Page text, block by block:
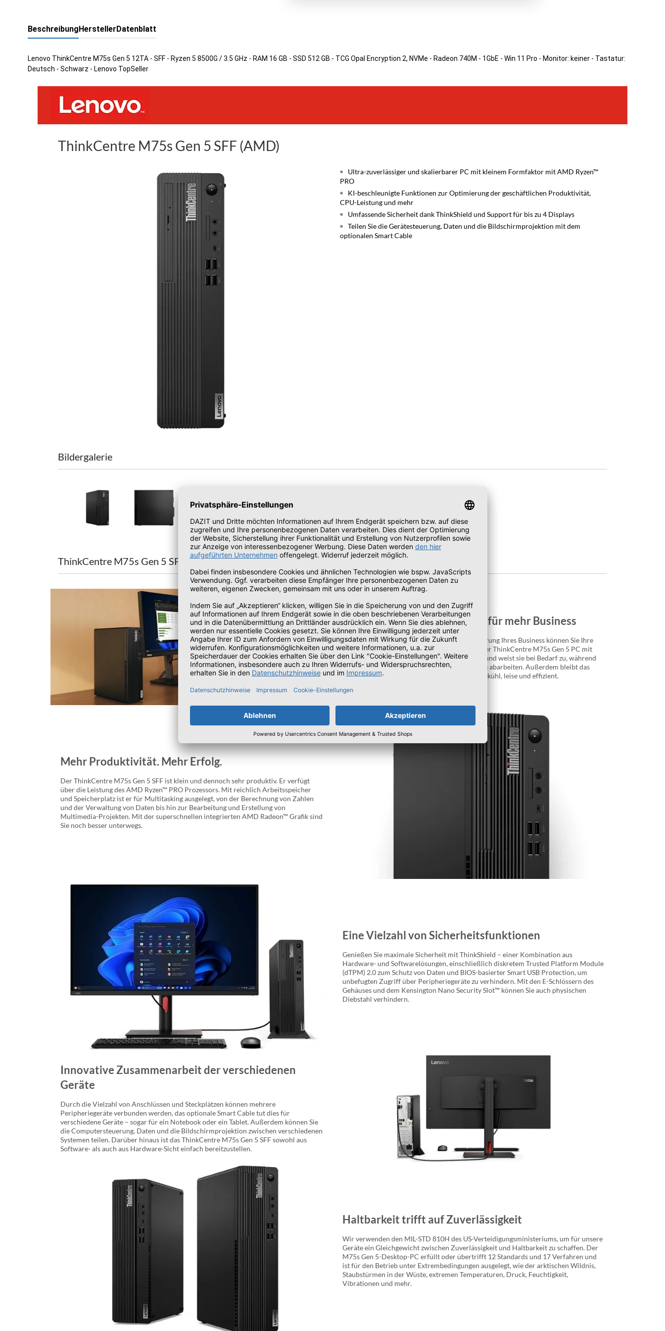
BeschreibungHerstellerDatenblatt
Lenovo ThinkCentre M75s Gen 5 12TA - SFF - Ryzen 5 8500G / 3.5 GHz - RAM 16 GB - SSD 512 GB - TCG Opal Encryption 2, NVMe - Radeon 740M - 1GbE - Win 11 Pro - Monitor: keiner - Tastatur:
Deutsch - Schwarz - Lenovo TopSeller
ThinkCentre M75s Gen 5 SFF (AMD)
Ultra-zuverlässiger und skalierbarer PC mit kleinem Formfaktor mit AMD Ryzen™
PRO
KI-beschleunigte Funktionen zur Optimierung der geschäftlichen Produktivität,
CPU-Leistung und mehr
Umfassende Sicherheit dank ThinkShield und Support für bis zu 4 Displays
Teilen Sie die Gerätesteuerung, Daten und die Bildschirmprojektion mit dem
optionalen Smart Cable
Bildergalerie
ThinkCentre M75s Gen 5 SFF (AMD) | Funktionen
KI-beschleunigte Funktionen für mehr Business
Mit KI-beschleunigten Funktionen zur Optimierung Ihres Business können Sie Ihre
Leistung auf ein völlig neues Niveau bringen. Der ThinkCentre M75s Gen 5 PC mit
kleinem Formfaktor (SFF) steigert die Leistung und weist sie bei Bedarf zu, während
Sie die Aufgaben aus Ihrer täglichen To-do-Liste abarbeiten. Außerdem bleibt das
Gerät dank der KI-gesteuerten Lüftersteuerung kühl, leise und effizient.
Mehr Produktivität. Mehr Erfolg.
Der ThinkCentre M75s Gen 5 SFF ist klein und dennoch sehr produktiv. Er verfügt
über die Leistung des AMD Ryzen™ PRO Prozessors. Mit reichlich Arbeitsspeicher
und Speicherplatz ist er für Multitasking ausgelegt, von der Berechnung von Zahlen
und der Verwaltung von Daten bis hin zur Bearbeitung und Erstellung von
Multimedia-Projekten. Mit der superschnellen integrierten AMD Radeon™ Grafik sind
Sie noch besser unterwegs.
Eine Vielzahl von Sicherheitsfunktionen
Genießen Sie maximale Sicherheit mit ThinkShield – einer Kombination aus
Hardware- und Softwarelösungen, einschließlich diskretem Trusted Platform Module
(dTPM) 2.0 zum Schutz von Daten und BIOS-basierter Smart USB Protection, um
unbefugten Zugriff über Peripheriegeräte zu verhindern. Mit den E-Schlössern des
Gehäuses und dem Kensington Nano Security Slot™ können Sie auch physischen
Diebstahl verhindern.
Innovative Zusammenarbeit der verschiedenen
Geräte
Durch die Vielzahl von Anschlüssen und Steckplätzen können mehrere
Peripheriegeräte verbunden werden, das optionale Smart Cable tut dies für
verschiedene Geräte – sogar für ein Notebook oder ein Tablet. Außerdem können Sie
die Computersteuerung, Daten und die Bildschirmprojektion zwischen verschiedenen
Systemen teilen. Darüber hinaus ist das ThinkCentre M75s Gen 5 SFF sowohl aus
Software- als auch aus Hardware-Sicht einfach bereitzustellen.
Haltbarkeit trifft auf Zuverlässigkeit
Wir verwenden den MIL-STD 810H des US-Verteidigungsministeriums, um für unsere
Geräte ein Gleichgewicht zwischen Zuverlässigkeit und Haltbarkeit zu schaffen. Der
M75s Gen 5-Desktop-PC erfüllt oder übertrifft 12 Standards und 17 Verfahren und
ist für den Betrieb unter Extrembedingungen ausgelegt, wie der arktischen Wildnis,
Staubstürmen in der Wüste, extremen Temperaturen, Druck, Feuchtigkeit,
Vibrationen und mehr.